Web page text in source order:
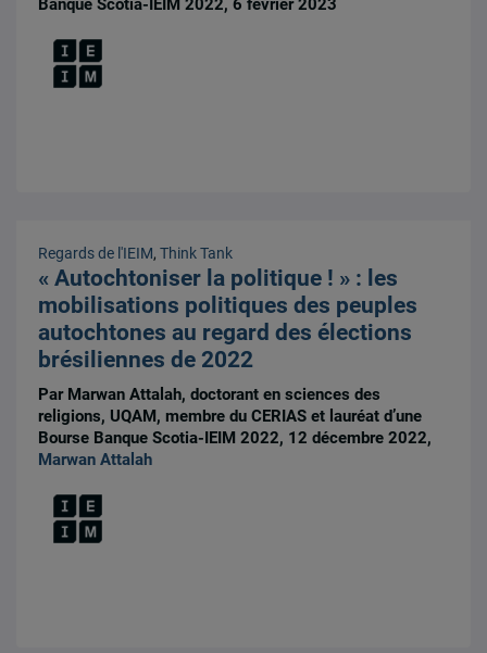
Banque Scotia-IEIM 2022, 6 février 2023
Regards de l'IEIM,Think Tank
« Autochtoniser la politique ! » : les
mobilisations politiques des peuples
autochtones au regard des élections
brésiliennes de 2022
Par Marwan Attalah, doctorant en sciences des
religions, UQAM, membre du CERIAS et lauréat d’une
Bourse Banque Scotia-IEIM 2022, 12 décembre 2022,
Marwan Attalah